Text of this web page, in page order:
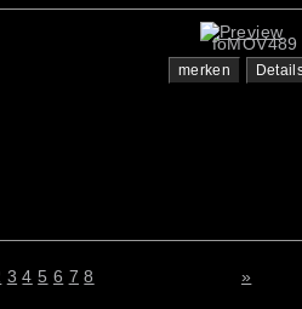
foMOV489
merken
3 4 5 6 7 8 »